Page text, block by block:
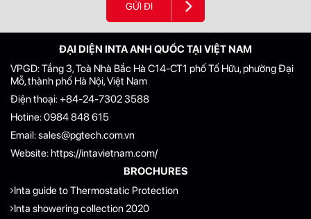
GỬI ĐI
ĐẠI DIỆN INTA ANH QUỐC TẠI VIỆT NAM
VPGD: Tầng 3, Toà Nhà Bắc Hà C14-CT1 phố Tố Hữu, phường Đại
Mỗ, thành phố Hà Nội, Việt Nam
Điện thoại:+84-24-7302 3588
Hotine:0984 848 615
Email:sales@pgtech.com.vn
Website:https://intavietnam.com/
BROCHURES
Inta guide to Thermostatic Protection
Inta showering collection 2020